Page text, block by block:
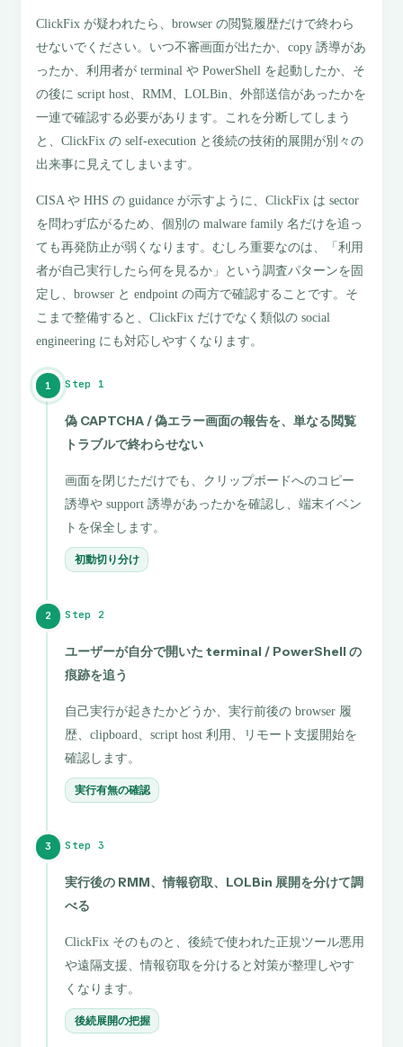
ClickFix が疑われたら、browser の閲覧履歴だけで終わら
せないでください。いつ不審画面が出たか、copy 誘導があ
ったか、利用者が terminal や PowerShell を起動したか、そ
の後に script host、RMM、LOLBin、外部送信があったかを
一連で確認する必要があります。これを分断してしまう
と、ClickFix の self-execution と後続の技術的展開が別々の
出来事に見えてしまいます。
CISA や HHS の guidance が示すように、ClickFix は sector
を問わず広がるため、個別の malware family 名だけを追っ
ても再発防止が弱くなります。むしろ重要なのは、「利用
者が自己実行したら何を見るか」という調査パターンを固
定し、browser と endpoint の両方で確認することです。そ
こまで整備すると、ClickFix だけでなく類似の social
engineering にも対応しやすくなります。
1 Step 1
偽 CAPTCHA / 偽エラー画面の報告を、単なる閲覧
トラブルで終わらせない
画面を閉じただけでも、クリップボードへのコピー
誘導や support 誘導があったかを確認し、端末イベン
トを保全します。
初動切り分け
2 Step 2
ユーザーが自分で開いた terminal / PowerShell の
痕跡を追う
自己実行が起きたかどうか、実行前後の browser 履
歴、clipboard、script host 利用、リモート支援開始を
確認します。
実行有無の確認
3 Step 3
実行後の RMM、情報窃取、LOLBin 展開を分けて調
べる
ClickFix そのものと、後続で使われた正規ツール悪用
や遠隔支援、情報窃取を分けると対策が整理しやす
くなります。
後続展開の把握